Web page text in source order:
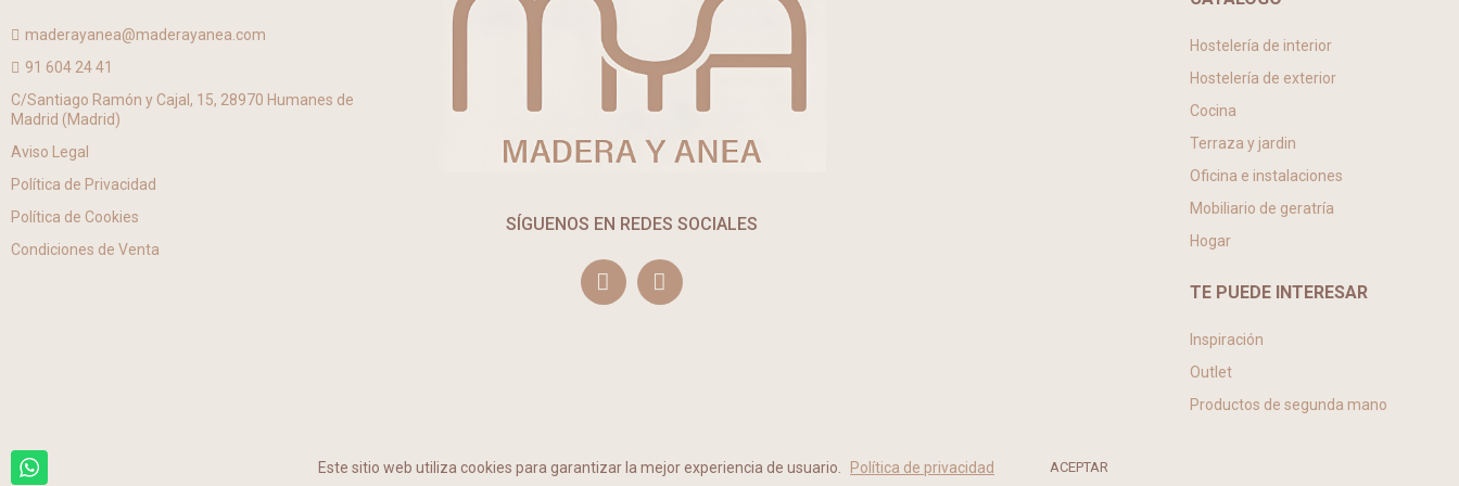
maderayanea@maderayanea.com
91 604 24 41
C/Santiago Ramón y Cajal, 15, 28970 Humanes de
Madrid (Madrid)
Aviso Legal
Política de Privacidad
Política de Cookies
Condiciones de Venta
SÍGUENOS EN REDES SOCIALES
Hostelería de interior
Hostelería de exterior
Cocina
Terraza y jardin
Oficina e instalaciones
Mobiliario de geratría
Hogar
TE PUEDE INTERESAR
Inspiración
Outlet
Productos de segunda mano
Este sitio web utiliza cookies para garantizar la mejor experiencia de usuario. Política de privacidad ACEPTAR